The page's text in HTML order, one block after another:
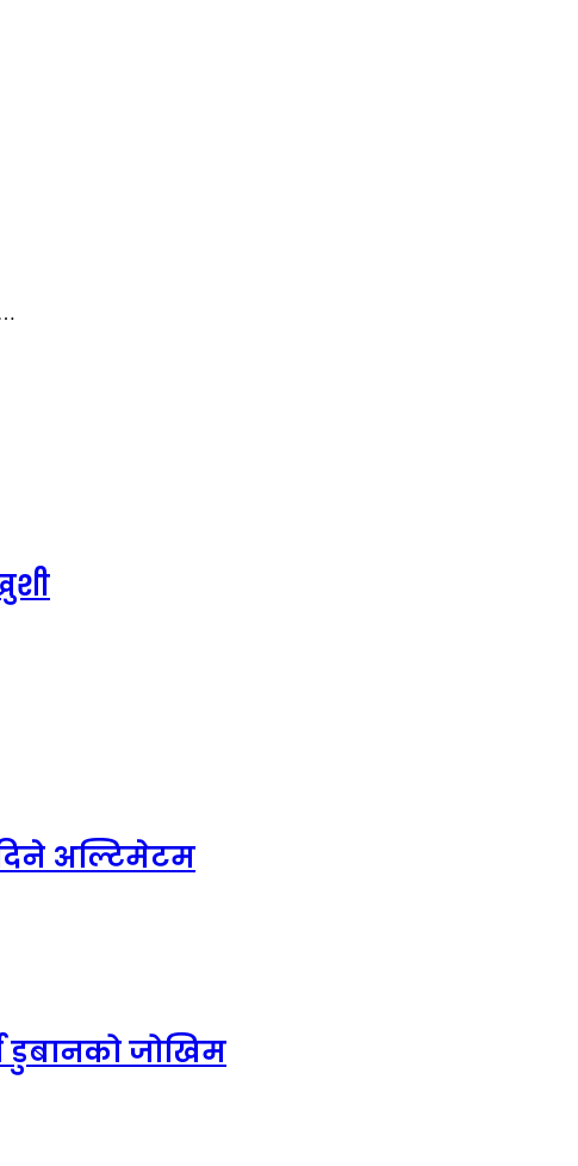
दिने अल्टिमेटम
डुबानको जोखिम